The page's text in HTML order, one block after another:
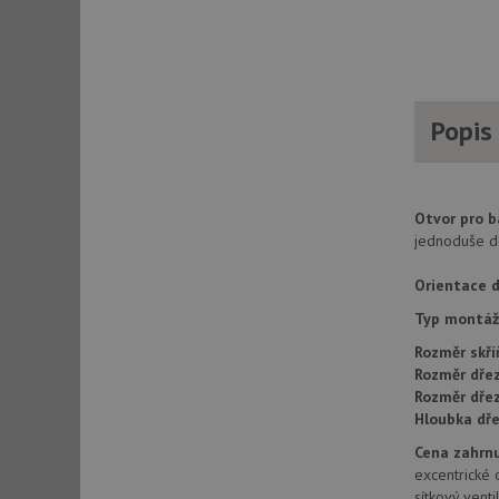
Otvor pro
jednoduše
Orientace
Typ
Rozměr
Rozměr
Rozměr
Hloubka
Cena
excentrické
_ga_9T91YFLEPX
Název
__Secure-YNID